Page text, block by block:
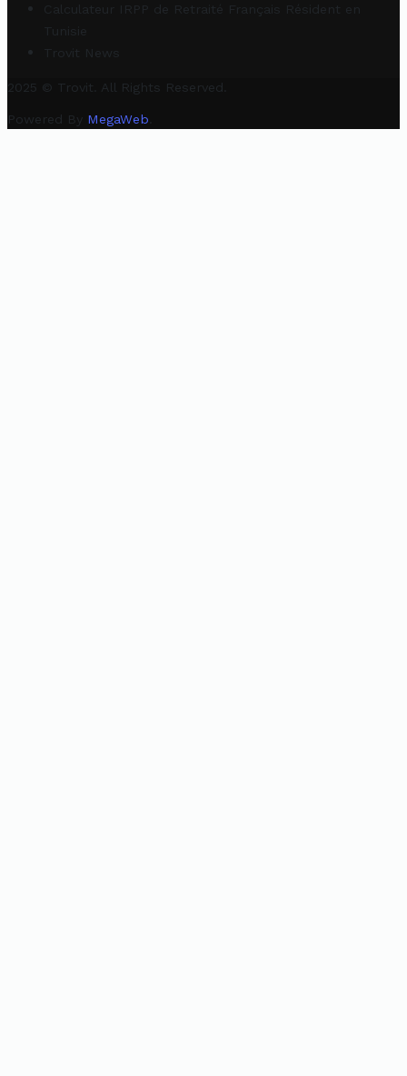
Calculateur IRPP de Retraité Français Résident en
Tunisie
Trovit News
2025 © Trovit. All Rights Reserved.
Powered By MegaWeb